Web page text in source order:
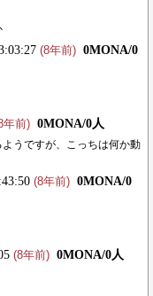
(8年前) 0MONA/0
年前) 0MONA/0人
うですが、こっちは何か動
(8年前) 0MONA/0
(8年前) 0MONA/0人